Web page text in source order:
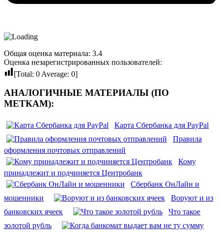
Общая оценка материала: 3.4
Оценка незарегистрированных пользователей:
[Total: 0 Average: 0]
АНАЛОГИЧНЫЕ МАТЕРИАЛЫ (ПО
МЕТКАМ):
Карта Сбербанка для PayPal
Правила
оформления почтовых отправлений
Кому
принадлежит и подчиняется Центробанк
Сбербанк ОнЛайн и
мошенники
Воруют и из
банковских ячеек
Что такое
золотой рубль